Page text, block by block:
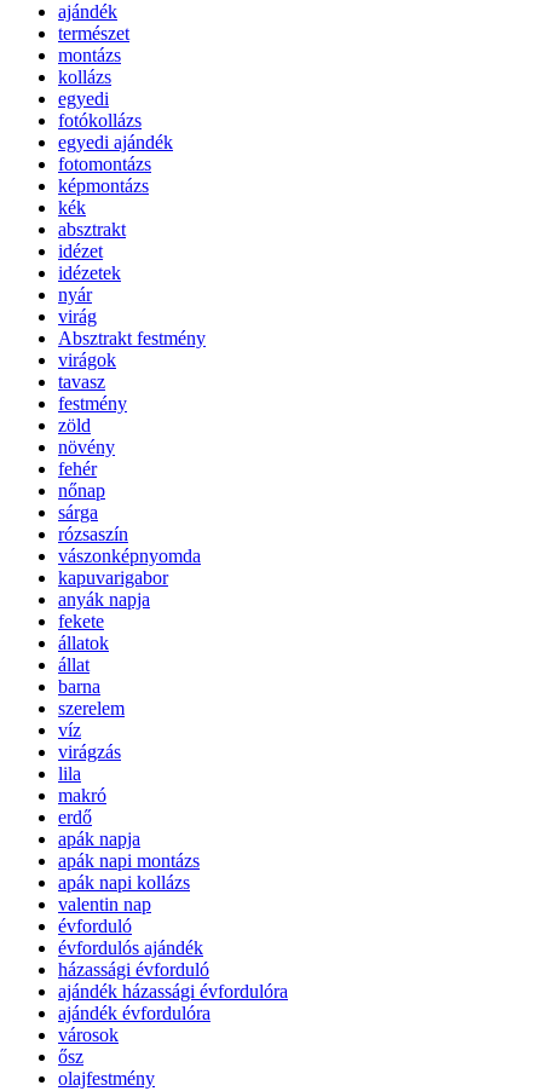
ajándék
természet
montázs
kollázs
egyedi
fotókollázs
egyedi ajándék
fotomontázs
képmontázs
kék
absztrakt
idézet
idézetek
nyár
virág
Absztrakt festmény
virágok
tavasz
festmény
zöld
növény
fehér
nőnap
sárga
rózsaszín
vászonképnyomda
kapuvarigabor
anyák napja
fekete
állatok
állat
barna
szerelem
víz
virágzás
lila
makró
erdő
apák napja
apák napi montázs
apák napi kollázs
valentin nap
évforduló
évfordulós ajándék
házassági évforduló
ajándék házassági évfordulóra
ajándék évfordulóra
városok
ősz
olajfestmény